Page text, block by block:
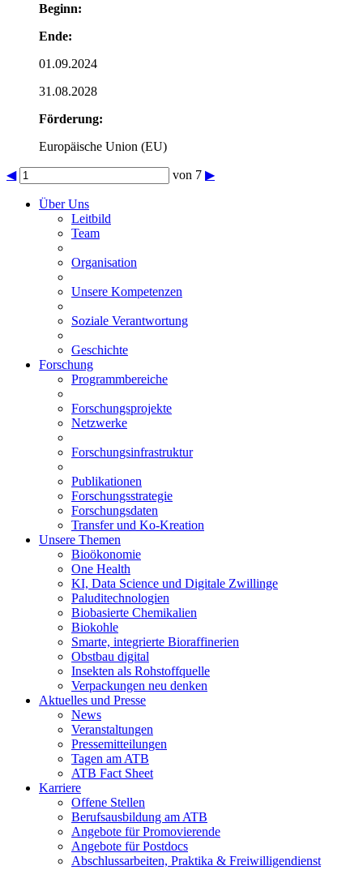
Beginn:
Ende:
01.09.2024
31.08.2028
Förderung:
Europäische Union (EU)
◀ von 7 ▶
Über Uns
Leitbild
Team
Organisation
Unsere Kompetenzen
Soziale Verantwortung
Geschichte
Forschung
Programmbereiche
Forschungsprojekte
Netzwerke
Forschungsinfrastruktur
Publikationen
Forschungsstrategie
Forschungsdaten
Transfer und Ko-Kreation
Unsere Themen
Bioökonomie
One Health
KI, Data Science und Digitale Zwillinge
Paluditechnologien
Biobasierte Chemikalien
Biokohle
Smarte, integrierte Bioraffinerien
Obstbau digital
Insekten als Rohstoffquelle
Verpackungen neu denken
Aktuelles und Presse
News
Veranstaltungen
Pressemitteilungen
Tagen am ATB
ATB Fact Sheet
Karriere
Offene Stellen
Berufsausbildung am ATB
Angebote für Promovierende
Angebote für Postdocs
Abschlussarbeiten, Praktika & Freiwilligendienst